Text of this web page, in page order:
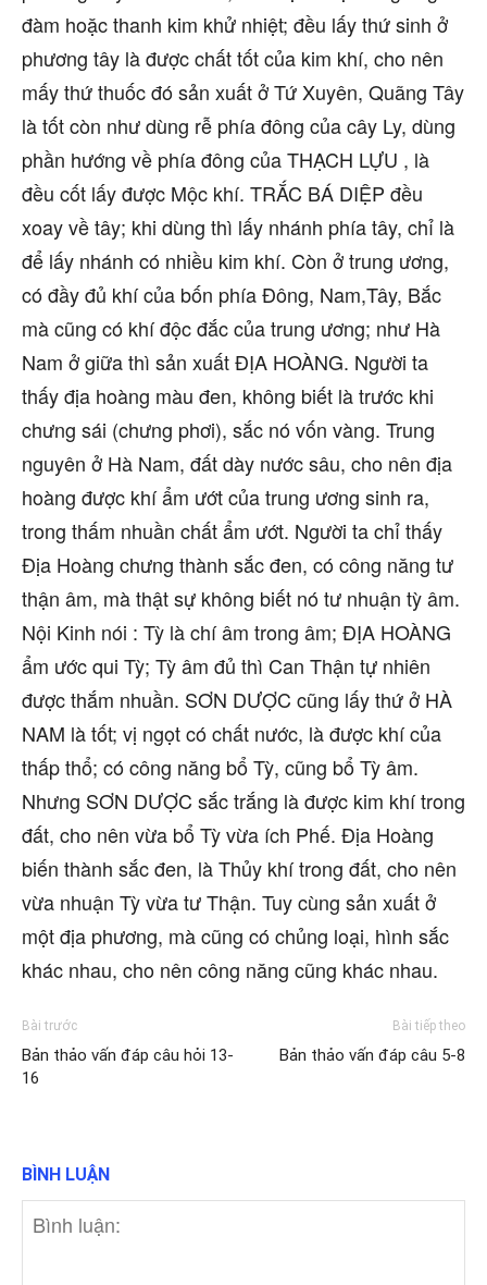
đàm hoặc thanh kim khử nhiệt; đều lấy thứ sinh ở
phương tây là được chất tốt của kim khí, cho nên
mấy thứ thuốc đó sản xuất ở Tứ Xuyên, Quãng Tây
là tốt còn như dùng rễ phía đông của cây Ly, dùng
phần hướng về phía đông của THẠCH LỰU , là
đều cốt lấy được Mộc khí. TRẮC BÁ DIỆP đều
xoay về tây; khi dùng thì lấy nhánh phía tây, chỉ là
để lấy nhánh có nhiều kim khí. Còn ở trung ương,
có đầy đủ khí của bốn phía Đông, Nam,Tây, Bắc
mà cũng có khí độc đắc của trung ương; như Hà
Nam ở giữa thì sản xuất ĐỊA HOÀNG. Người ta
thấy địa hoàng màu đen, không biết là trước khi
chưng sái (chưng phơi), sắc nó vốn vàng. Trung
nguyên ở Hà Nam, đất dày nước sâu, cho nên địa
hoàng được khí ẩm ướt của trung ương sinh ra,
trong thấm nhuần chất ẩm ướt. Người ta chỉ thấy
Địa Hoàng chưng thành sắc đen, có công năng tư
thận âm, mà thật sự không biết nó tư nhuận tỳ âm.
Nội Kinh nói : Tỳ là chí âm trong âm; ĐỊA HOÀNG
ẩm ước qui Tỳ; Tỳ âm đủ thì Can Thận tự nhiên
được thắm nhuần. SƠN DƯỢC cũng lấy thứ ở HÀ
NAM là tốt; vị ngọt có chất nước, là được khí của
thấp thổ; có công năng bổ Tỳ, cũng bổ Tỳ âm.
Nhưng SƠN DƯỢC sắc trắng là được kim khí trong
đất, cho nên vừa bổ Tỳ vừa ích Phế. Địa Hoàng
biến thành sắc đen, là Thủy khí trong đất, cho nên
vừa nhuận Tỳ vừa tư Thận. Tuy cùng sản xuất ở
một địa phương, mà cũng có chủng loại, hình sắc
khác nhau, cho nên công năng cũng khác nhau.
Bài trước
Bản thảo vấn đáp câu hỏi 13-
16
Bài tiếp theo
Bản thảo vấn đáp câu 5-8
BÌNH LUẬN